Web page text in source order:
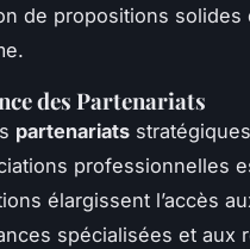
de propositions solides
des Partenariats
partenariats
professionnelles
élargissent l’accès
spécialisées et aux